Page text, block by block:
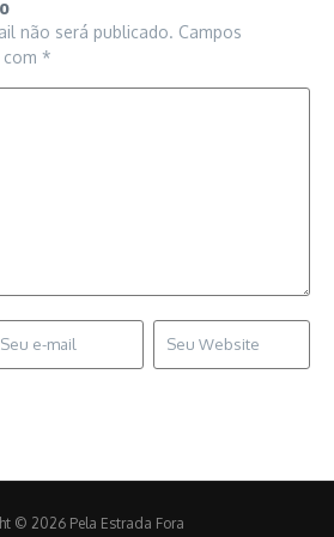
não será publicado. Campos
*
© 2026 Pela Estrada Fora